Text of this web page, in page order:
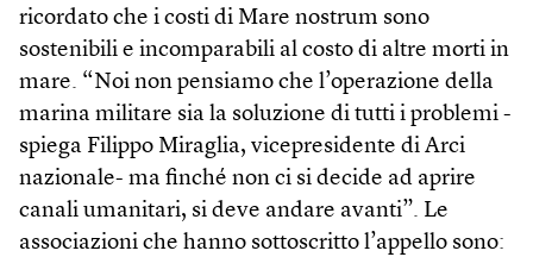
ricordato che i costi di Mare nostrum sono
sostenibili e incomparabili al costo di altre morti in
mare. “Noi non pensiamo che l’operazione della
marina militare sia la soluzione di tutti i problemi -
spiega Filippo Miraglia, vicepresidente di Arci
nazionale- ma finché non ci si decide ad aprire
canali umanitari, si deve andare avanti”. Le
associazioni che hanno sottoscritto l’appello sono: